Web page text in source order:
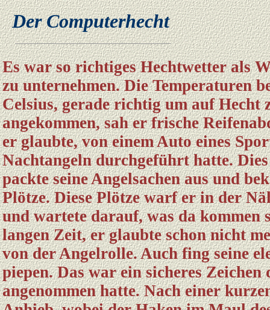
Der Computerhecht
Es war so richtiges Hechtwetter als
zu unternehmen. Die Temperaturen
Celsius, gerade richtig um auf Hecht
angekommen, sah er frische
er glaubte, von einem Auto eines
Nachtangeln durchgeführt hatte.
packte seine Angelsachen aus und
Plötze. Diese Plötze warf er in der
und wartete darauf, was da kommen
langen Zeit, er glaubte schon nicht
von der Angelrolle. Auch fing seine
piepen. Das war ein sicheres
angenommen hatte. Nach einer